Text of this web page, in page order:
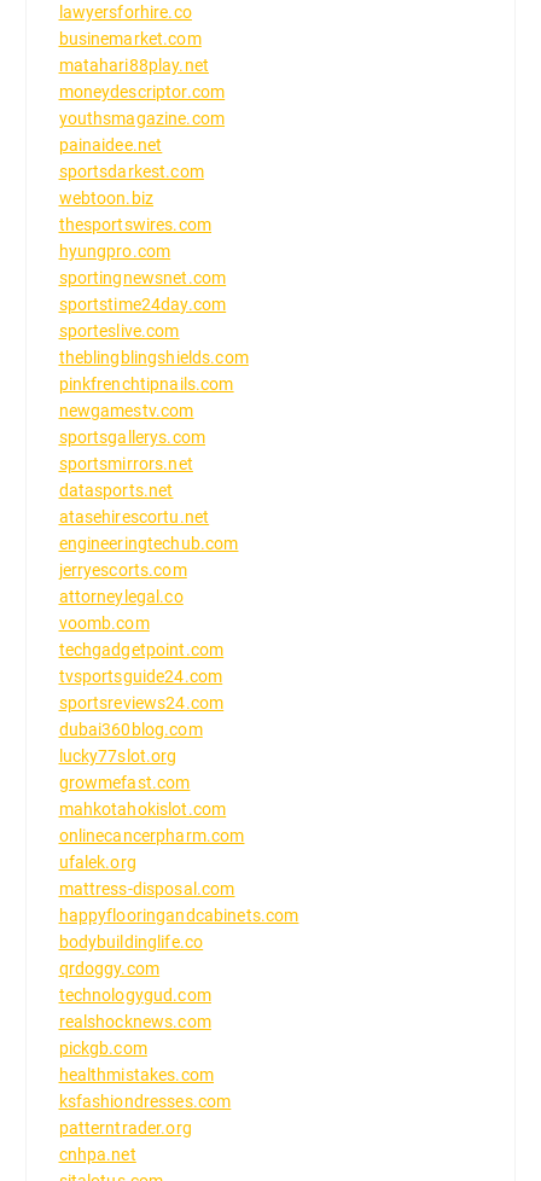
lawyersforhire.co
businemarket.com
matahari88play.net
moneydescriptor.com
youthsmagazine.com
painaidee.net
sportsdarkest.com
webtoon.biz
thesportswires.com
hyungpro.com
sportingnewsnet.com
sportstime24day.com
sporteslive.com
theblingblingshields.com
pinkfrenchtipnails.com
newgamestv.com
sportsgallerys.com
sportsmirrors.net
datasports.net
atasehirescortu.net
engineeringtechub.com
jerryescorts.com
attorneylegal.co
voomb.com
techgadgetpoint.com
tvsportsguide24.com
sportsreviews24.com
dubai360blog.com
lucky77slot.org
growmefast.com
mahkotahokislot.com
onlinecancerpharm.com
ufalek.org
mattress-disposal.com
happyflooringandcabinets.com
bodybuildinglife.co
qrdoggy.com
technologygud.com
realshocknews.com
pickgb.com
healthmistakes.com
ksfashiondresses.com
patterntrader.org
cnhpa.net